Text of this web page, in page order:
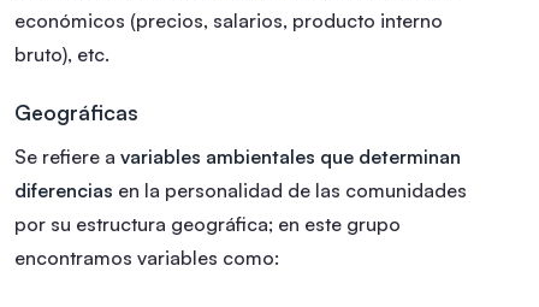
económicos (precios, salarios, producto interno
bruto), etc.
Geográficas
Se refiere a variables ambientales que determinan
diferencias en la personalidad de las comunidades
por su estructura geográfica; en este grupo
encontramos variables como: